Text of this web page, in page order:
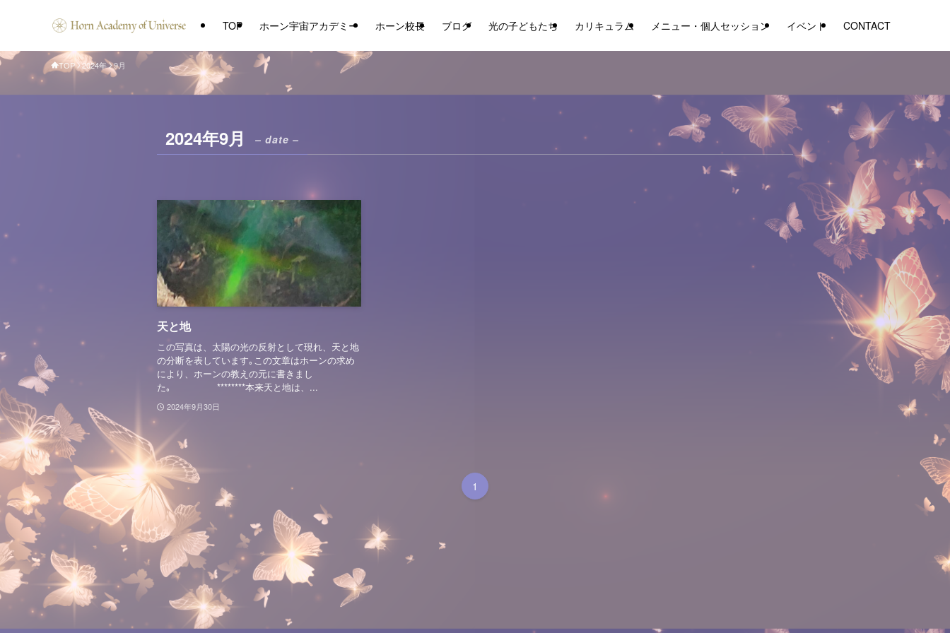
TOP ホーン宇宙アカデミー ホーン校長 ブログ 光の子どもたち カリキュラム メニュー・個人セッション イベント CONTACT
TOP 2024年 9月
2024年9月 – date –
天と地
この写真は、太陽の光の反射として現れ、天と地
の分断を表しています｡この文章はホーンの求め
により、ホーンの教えの元に書きまし
た｡ ********本来天と地は、...
2024年9月30日
1